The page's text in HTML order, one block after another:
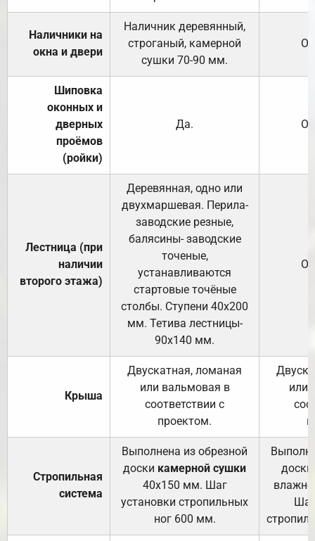
Наличники на
окна и двери
Наличник деревянный,
строганый, камерной
сушки 70-90 мм.
Шиповка
оконных и
дверных
проёмов
(ройки)
Да.
Лестница (при
наличии
второго этажа)
Деревянная, одно или
двухмаршевая. Перила-
заводские резные,
балясины- заводские
точеные,
устанавливаются
стартовые точёные
столбы. Ступени 40х200
мм. Тетива лестницы-
90х140 мм.
Крыша
Двускатная, ломаная
или вальмовая в
соответствии с
проектом.
или
Стропильная
система
Выполнена из обрезной
доски камерной сушки
40х150 мм. Шаг
установки стропильных
ног 600 мм.
доски